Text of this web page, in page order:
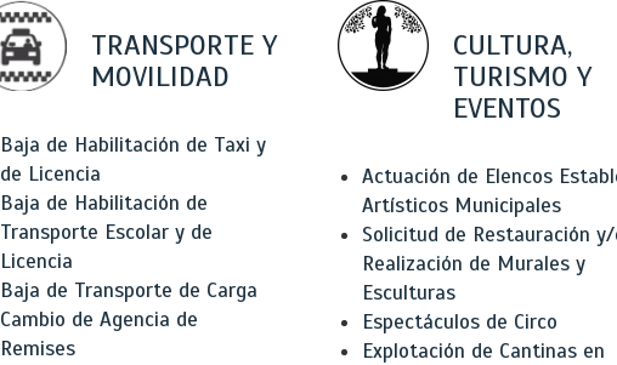
TRANSPORTE Y
MOVILIDAD
Baja de Habilitación de Taxi y
de Licencia
Baja de Habilitación de
Transporte Escolar y de
Licencia
Baja de Transporte de Carga
Cambio de Agencia de
Remises
CULTURA,
TURISMO Y
EVENTOS
Actuación de Elencos
Artísticos Municipales
Solicitud de Restauración
Realización de Murales y
Esculturas
Espectáculos de Circo
Explotación de Cantinas en